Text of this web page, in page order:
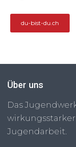
du-bist-du.ch
Über uns
Das
Jugendarbeit.